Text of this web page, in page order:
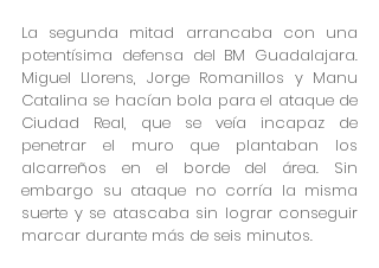
La segunda mitad arrancaba con una
potentísima defensa del BM Guadalajara.
Miguel Llorens, Jorge Romanillos y Manu
Catalina se hacían bola para el ataque de
Ciudad Real, que se veía incapaz de
penetrar el muro que plantaban los
alcarreños en el borde del área. Sin
embargo su ataque no corría la misma
suerte y se atascaba sin lograr conseguir
marcar durante más de seis minutos.